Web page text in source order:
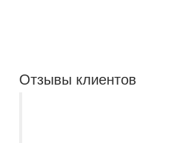
Отзывы клиентов